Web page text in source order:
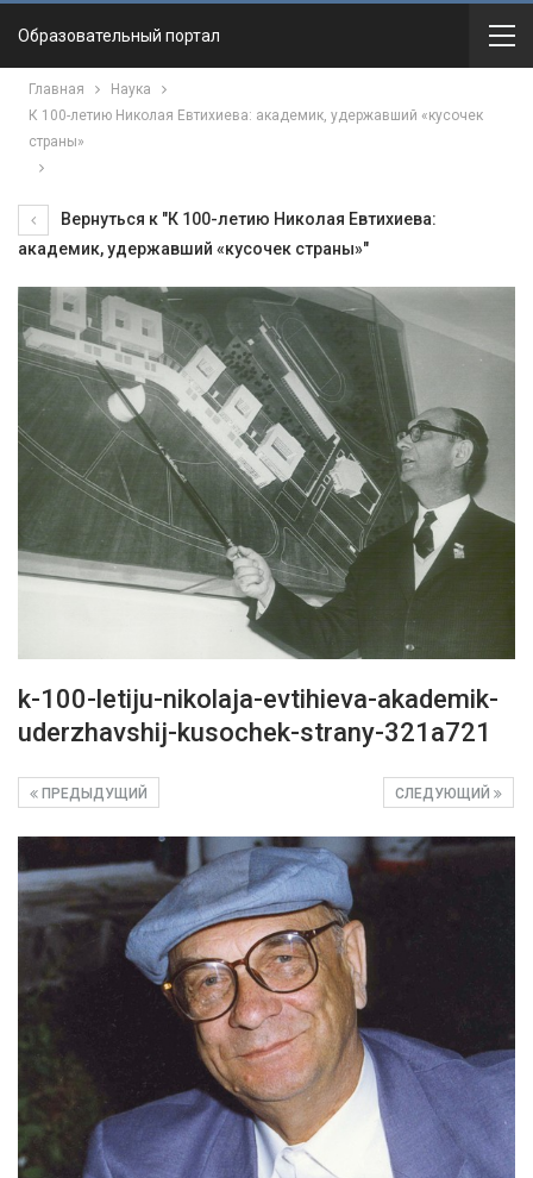
Образовательный портал
Главная
Наука
К 100-летию Николая Евтихиева: академик, удержавший «кусочек
страны»
Вернуться к "К 100-летию Николая Евтихиева:
академик, удержавший «кусочек страны»"
k-100-letiju-nikolaja-evtihieva-akademik-
uderzhavshij-kusochek-strany-321a721
СЛЕДУЮЩИЙ
ПРЕДЫДУЩИЙ